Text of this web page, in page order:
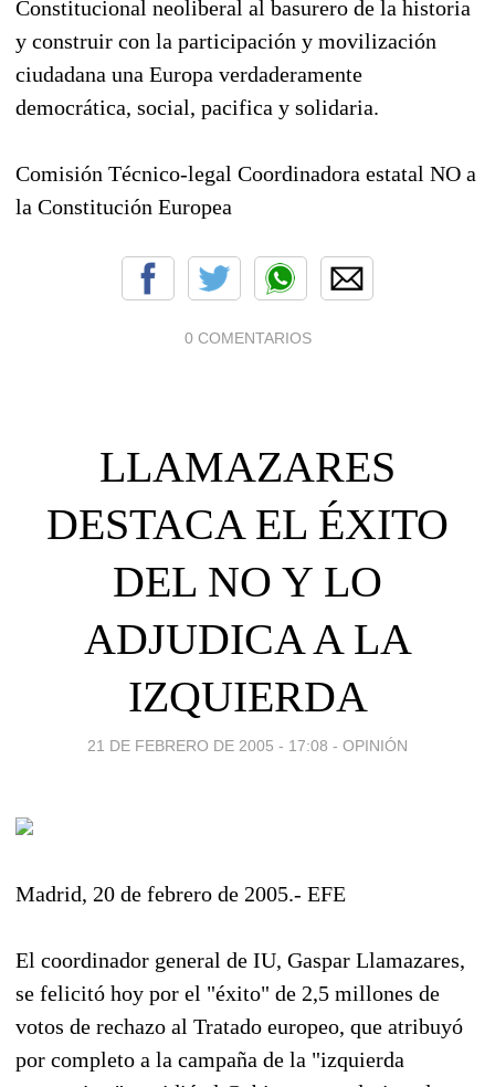
Constitucional neoliberal al basurero de la historia
y construir con la participación y movilización
ciudadana una Europa verdaderamente
democrática, social, pacifica y solidaria.
Comisión Técnico-legal Coordinadora estatal NO a
la Constitución Europea
0 COMENTARIOS
LLAMAZARES
DESTACA EL ÉXITO
DEL NO Y LO
ADJUDICA A LA
IZQUIERDA
21 DE FEBRERO DE 2005 - 17:08 - OPINIÓN
Madrid, 20 de febrero de 2005.- EFE
El coordinador general de IU, Gaspar Llamazares,
se felicitó hoy por el "éxito" de 2,5 millones de
votos de rechazo al Tratado europeo, que atribuyó
por completo a la campaña de la "izquierda